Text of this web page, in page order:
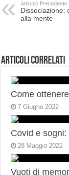
Articolo Precedente
Dissociazione:
alla mente
Articoli correlati
Come
7 Giugno 2022
Covid e
28 Maggio 2022
Vuoti di